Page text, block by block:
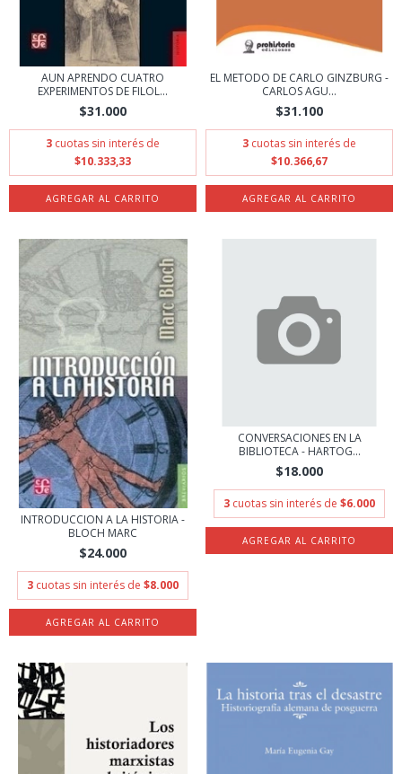
AUN APRENDO CUATRO
EXPERIMENTOS DE FILOL...
$31.000
3 cuotas sin interés de
$10.333,33
EL METODO DE CARLO GINZBURG -
CARLOS AGU...
$31.100
3 cuotas sin interés de
$10.366,67
INTRODUCCION A LA HISTORIA -
BLOCH MARC
$24.000
3 cuotas sin interés de $8.000
CONVERSACIONES EN LA
BIBLIOTECA - HARTOG...
$18.000
3 cuotas sin interés de $6.000